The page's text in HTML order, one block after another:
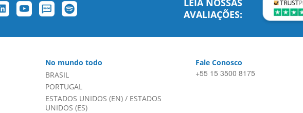
LEIA NOSSAS
AVALIAÇÕES:
No mundo todo
BRASIL
PORTUGAL
ESTADOS UNIDOS (EN)/ ESTADOS
UNIDOS (ES)
Fale Conosco
+55 15 3500 8175